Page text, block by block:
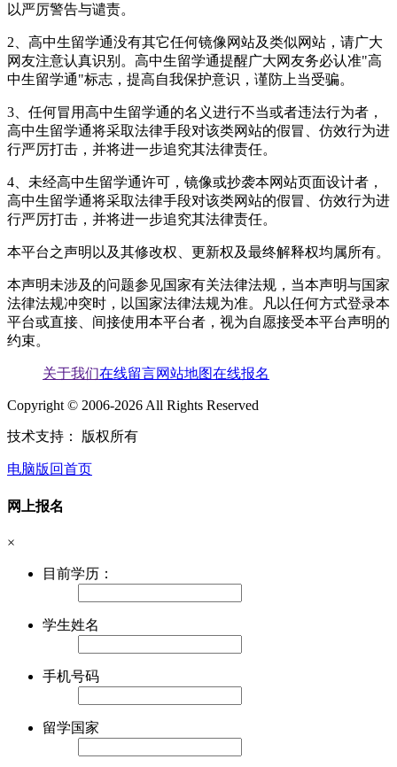
以严厉警告与谴责。
2、高中生留学通没有其它任何镜像网站及类似网站，请广大
网友注意认真识别。高中生留学通提醒广大网友务必认准"高
中生留学通"标志，提高自我保护意识，谨防上当受骗。
3、任何冒用高中生留学通的名义进行不当或者违法行为者，
高中生留学通将采取法律手段对该类网站的假冒、仿效行为进
行严厉打击，并将进一步追究其法律责任。
4、未经高中生留学通许可，镜像或抄袭本网站页面设计者，
高中生留学通将采取法律手段对该类网站的假冒、仿效行为进
行严厉打击，并将进一步追究其法律责任。
本平台之声明以及其修改权、更新权及最终解释权均属所有。
本声明未涉及的问题参见国家有关法律法规，当本声明与国家
法律法规冲突时，以国家法律法规为准。凡以任何方式登录本
平台或直接、间接使用本平台者，视为自愿接受本平台声明的
约束。
关于我们在线留言网站地图在线报名
Copyright © 2006-2026 All Rights Reserved
技术支持： 版权所有
电脑版 回首页
网上报名
×
目前学历：
学生姓名
手机号码
留学国家